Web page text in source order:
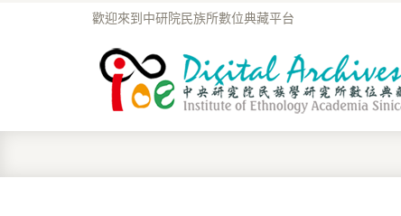
歡迎來到中研院民族所數位典藏平台